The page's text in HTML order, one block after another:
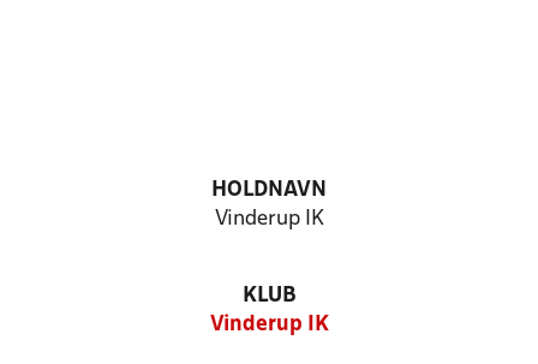
HOLDNAVN
Vinderup IK
KLUB
Vinderup IK